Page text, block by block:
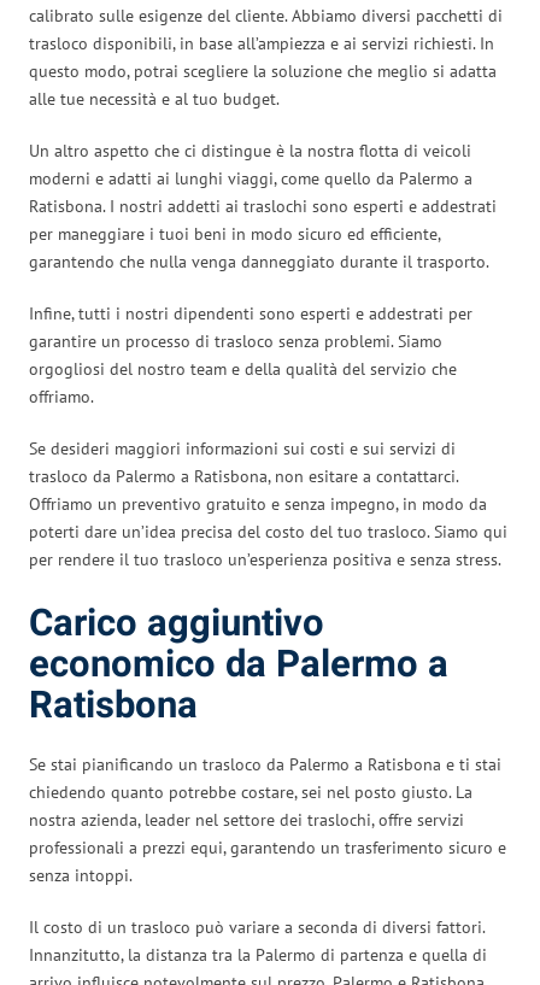
calibrato sulle esigenze del cliente. Abbiamo diversi pacchetti di
trasloco disponibili, in base all’ampiezza e ai servizi richiesti. In
questo modo, potrai scegliere la soluzione che meglio si adatta
alle tue necessità e al tuo budget.
Un altro aspetto che ci distingue è la nostra flotta di veicoli
moderni e adatti ai lunghi viaggi, come quello da Palermo a
Ratisbona. I nostri addetti ai traslochi sono esperti e addestrati
per maneggiare i tuoi beni in modo sicuro ed efficiente,
garantendo che nulla venga danneggiato durante il trasporto.
Infine, tutti i nostri dipendenti sono esperti e addestrati per
garantire un processo di trasloco senza problemi. Siamo
orgogliosi del nostro team e della qualità del servizio che
offriamo.
Se desideri maggiori informazioni sui costi e sui servizi di
trasloco da Palermo a Ratisbona, non esitare a contattarci.
Offriamo un preventivo gratuito e senza impegno, in modo da
poterti dare un’idea precisa del costo del tuo trasloco. Siamo qui
per rendere il tuo trasloco un’esperienza positiva e senza stress.
Carico aggiuntivo
economico da Palermo a
Ratisbona
Se stai pianificando un trasloco da Palermo a Ratisbona e ti stai
chiedendo quanto potrebbe costare, sei nel posto giusto. La
nostra azienda, leader nel settore dei traslochi, offre servizi
professionali a prezzi equi, garantendo un trasferimento sicuro e
senza intoppi.
Il costo di un trasloco può variare a seconda di diversi fattori.
Innanzitutto, la distanza tra la Palermo di partenza e quella di